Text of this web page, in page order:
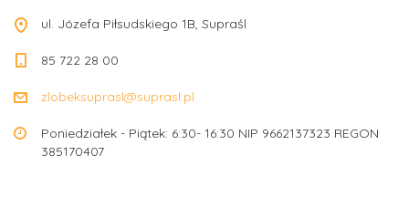
ul. Józefa Piłsudskiego 1B, Supraśl
85 722 28 00
zlobeksuprasl@suprasl.pl
Poniedziałek - Piątek: 6:30- 16:30 NIP 9662137323 REGON
385170407